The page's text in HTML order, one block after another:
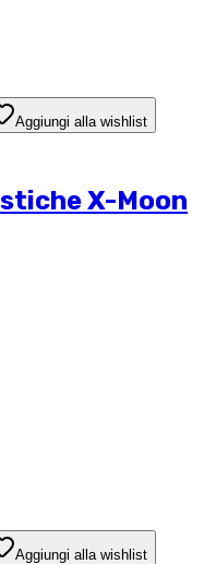
Aggiungi alla wishlist
X-Moon
Aggiungi alla wishlist